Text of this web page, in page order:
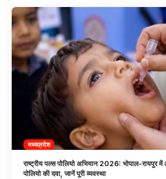
मध्यप्रदेश
राष्ट्रीय पल्स पोलियो अभियान 2026: भोपाल-रायपुर में
पोलियो की दवा, जानें पूरी व्यवस्था